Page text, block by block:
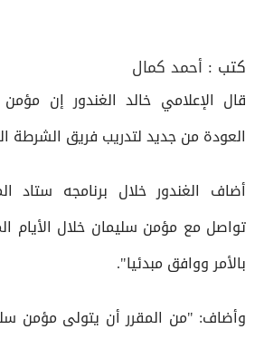
كتب : أحمد كمال
قال الإعلامي خالد الغندور إن
العودة من جديد لتدريب فريق الشرطة
أضاف الغندور خلال برنامجه ستاد
تواصل مع مؤمن سليمان خلال الأيام
بالأمر ووافق مبدئيا".
وأضاف: "من المقرر أن يتولى مؤمن